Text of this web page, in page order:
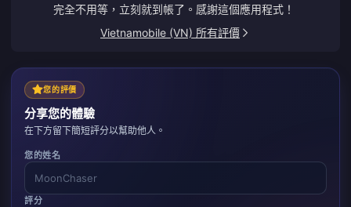
完全不用等，立刻就到帳了。感謝這個應用程式！
Vietnamobile (VN) 所有評價
您的評價
分享您的體驗
在下方留下簡短評分以幫助他人。
您的姓名
評分